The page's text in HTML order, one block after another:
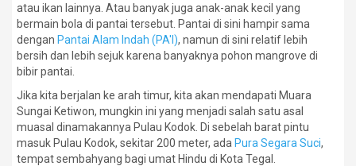
atau ikan lainnya. Atau banyak juga anak-anak kecil yang
bermain bola di pantai tersebut. Pantai di sini hampir sama
dengan Pantai Alam Indah (PA'I), namun di sini relatif lebih
bersih dan lebih sejuk karena banyaknya pohon mangrove di
bibir pantai.
Jika kita berjalan ke arah timur, kita akan mendapati Muara
Sungai Ketiwon, mungkin ini yang menjadi salah satu asal
muasal dinamakannya Pulau Kodok. Di sebelah barat pintu
masuk Pulau Kodok, sekitar 200 meter, ada Pura Segara Suci,
tempat sembahyang bagi umat Hindu di Kota Tegal.